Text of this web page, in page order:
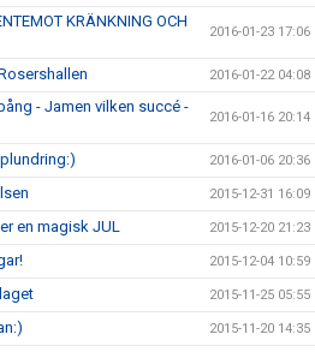
KRÄNKNING OCH
2016-01-23 17:06
2016-01-22 04:08
- Jamen vilken succé -
2016-01-16 20:14
2016-01-06 20:36
2015-12-31 16:09
en magisk JUL 2015-12-20 21:23
2015-12-04 10:59
2015-11-25 05:55
2015-11-20 14:35